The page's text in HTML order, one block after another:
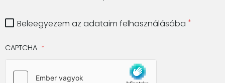
Beleegyezem az adataim felhasználásába
CAPTCHA